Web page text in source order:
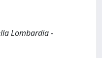
Lombardia -